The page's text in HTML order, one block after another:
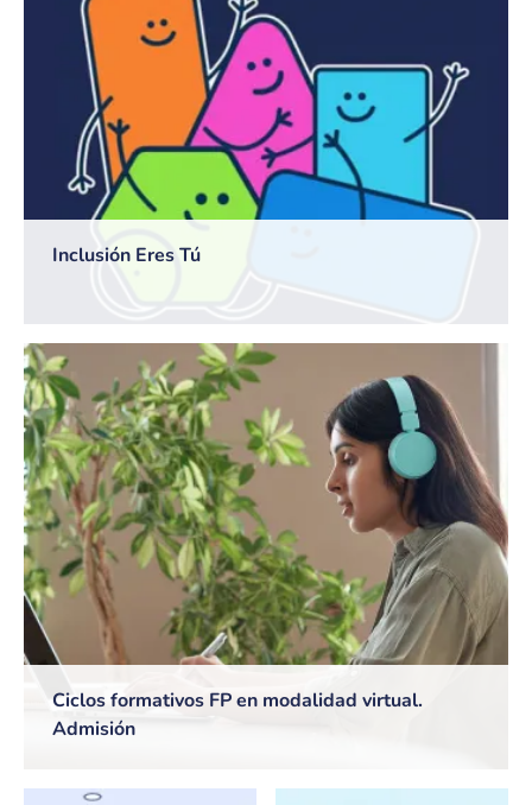
Inclusión Eres Tú
Ciclos formativos FP en modalidad virtual.
Admisión